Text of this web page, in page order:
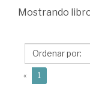
Aníbarro
Susana
Mostrando
« 1